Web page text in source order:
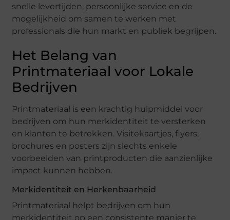
snelle levertijden, persoonlijke service en de
mogelijkheid om samen te werken met
professionals die hun markt en publiek begrijpen.
Het Belang van
Printmateriaal voor Lokale
Bedrijven
Printmateriaal is een krachtig hulpmiddel voor
bedrijven om hun merkidentiteit te versterken
en klanten te betrekken. Visitekaartjes, flyers,
brochures en posters zijn slechts enkele
voorbeelden van printproducten die aanzienlijke
impact kunnen hebben.
Merkidentiteit en Herkenbaarheid
Printmateriaal helpt bedrijven om hun
merkidentiteit op een consistente manier te